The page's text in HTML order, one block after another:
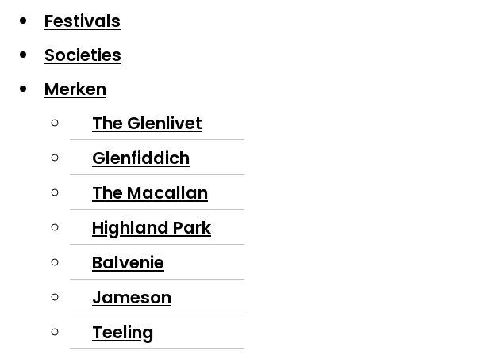
Festivals
Societies
Merken
The Glenlivet
Glenfiddich
The Macallan
Highland Park
Balvenie
Jameson
Teeling